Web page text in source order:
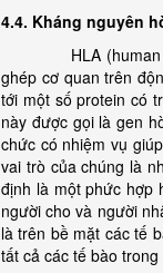
4.4. Kháng nguyên
HLA (human
ghép cơ quan trên
tới một số protein có
này được gọi là gen
chức có nhiệm vụ
vai trò của chúng là
định là một phức hợp
người cho và người
là trên bề mặt các tế
tất cả các tế bào